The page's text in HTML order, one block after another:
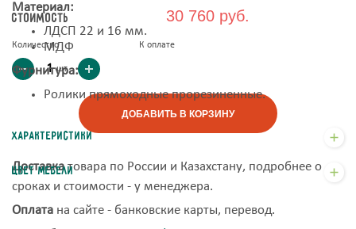
Стоимость 30 760 руб.
Количество
шт
К оплате
ДОБАВИТЬ В КОРЗИНУ
Доставкатовара по России и Казахстану, подробнее о
сроках и стоимости - у менеджера.
Оплата на сайте - банковские карты, перевод.
Материал:
ЛДСП 22 и 16 мм.
МДФ
Фурнитура:
Ролики прямоходные прорезиненные.
Характеристики
Цвет мебели